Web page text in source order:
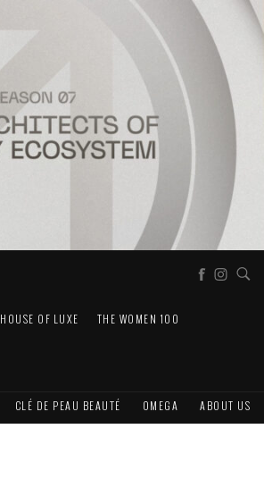
HOUSE OF LUXE THE WOMEN 100
CLÉ DE PEAU BEAUTÉ OMEGA ABOUT US